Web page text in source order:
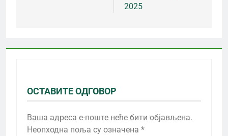
2025
ОСТАВИТЕ ОДГОВОР
Ваша адреса е-поште неће бити објављена.
Неопходна поља су означена *